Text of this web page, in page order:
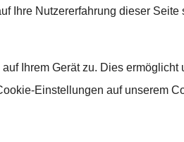
Ihre Nutzererfahrung dieser
Ihrem Gerät zu. Dies
Einstellungen auf unserem